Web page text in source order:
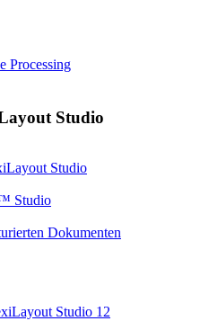
Processing
Studio
Studio
Studio
Dokumenten
Studio 12